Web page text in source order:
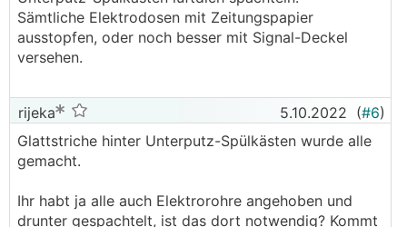
Sämtliche Elektrodosen mit Zeitungspapier
ausstopfen, oder noch besser mit Signal-Deckel
versehen.
rijeka 5.10.2022 (#6)
Glattstriche hinter Unterputz-Spülkästen wurde alle
gemacht.
Ihr habt ja alle auch Elektrorohre angehoben und
drunter gespachtelt, ist das dort notwendig? Kommt